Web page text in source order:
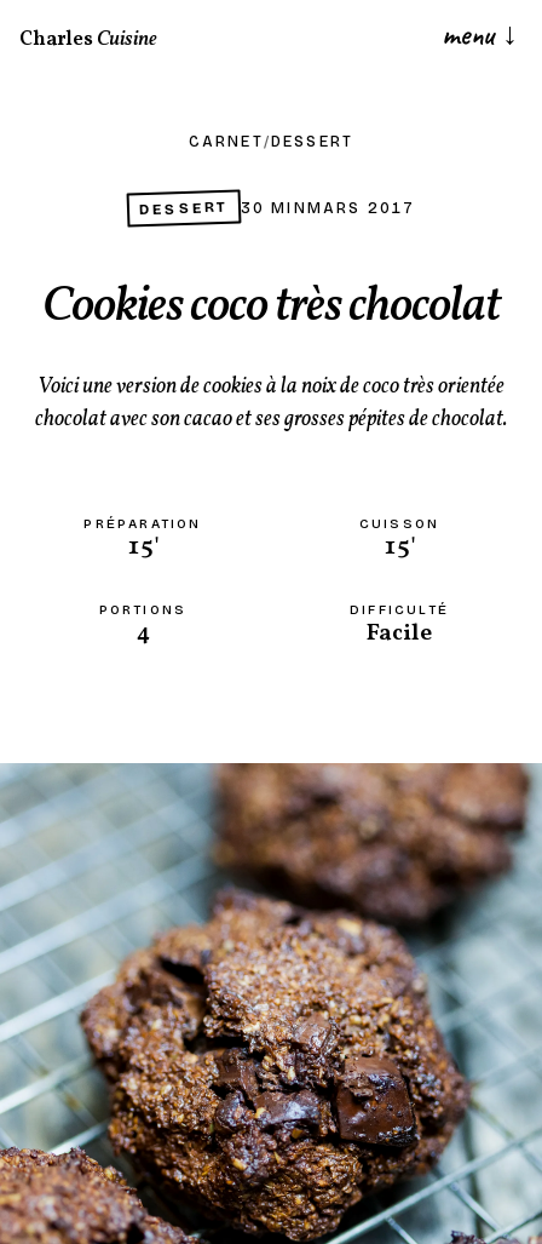
CharlesCuisine menu ↓
CARNET/ DESSERT
DESSERT 30 MIN MARS 2017
Cookies coco très chocolat
Voici une version de cookies à la noix de coco très orientée
chocolat avec son cacao et ses grosses pépites de chocolat.
PRÉPARATION
15'
CUISSON
15'
PORTIONS
4
DIFFICULTÉ
Facile